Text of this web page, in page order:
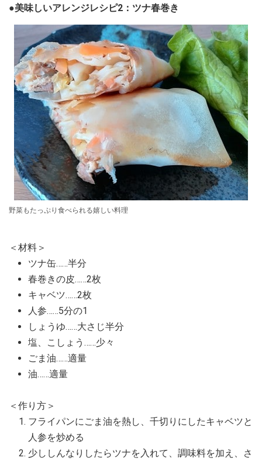
●美味しいアレンジレシピ2：ツナ春巻き
野菜もたっぷり食べられる嬉しい料理
＜材料＞
ツナ缶……半分
春巻きの皮……2枚
キャベツ……2枚
人参……5分の1
しょうゆ……大さじ半分
塩、こしょう……少々
ごま油……適量
油……適量
＜作り方＞
フライパンにごま油を熱し、千切りにしたキャベツと
人参を炒める
少ししんなりしたらツナを入れて、調味料を加え、さ